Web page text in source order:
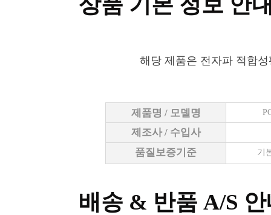
배송 & 반품 A/S
해당 제품은 전자파 적합
제품명 / 모델명
제조사 / 수입사
품질보증기준
기